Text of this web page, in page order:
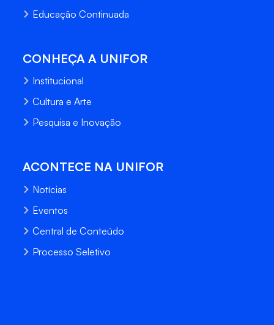
Educação Continuada
CONHEÇA A UNIFOR
Institucional
Cultura e Arte
Pesquisa e Inovação
ACONTECE NA UNIFOR
Notícias
Eventos
Central de Conteúdo
Processo Seletivo